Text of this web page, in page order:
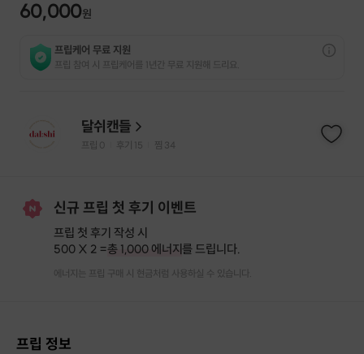
60,000원
프립케어 무료 지원
프립 참여 시 프립케어를 1년간 무료 지원해 드리요.
달쉬캔들
프립 0 후기 15 찜 34
신규 프립 첫 후기 이벤트
프립 첫 후기 작성 시
500 X 2 =총 1,000 에너지를 드립니다.
에너지는 프립 구매 시 현금처럼 사용하실 수 있습니다.
프립 정보